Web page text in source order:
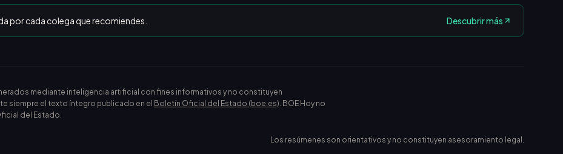
por cada colega que recomiendes. Descubrir más
mediante inteligencia artificial con fines informativos y no constituyen
siempre el texto íntegro publicado en el Boletín Oficial del Estado (boe.es). BOE Hoy no
del Estado.
Los resúmenes son orientativos y no constituyen asesoramiento legal.